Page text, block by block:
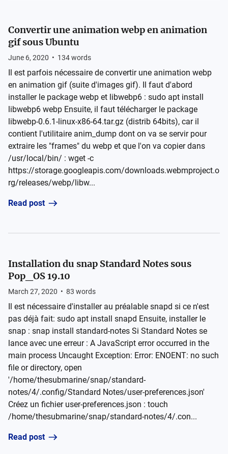
Convertir une animation webp en animation
gif sous Ubuntu
June 6, 2020 • 134words
Il est parfois nécessaire de convertir une animation webp
en animation gif (suite d'images gif). Il faut d'abord
installer le package webp et libwebp6 : sudo apt install
libwebp6 webp Ensuite, il faut télécharger le package
libwebp-0.6.1-linux-x86-64.tar.gz (distrib 64bits), car il
contient l'utilitaire anim_dump dont on va se servir pour
extraire les "frames" du webp et que l'on va copier dans
/usr/local/bin/ : wget -c
https://storage.googleapis.com/downloads.webmproject.o
rg/releases/webp/libw...
Read post
Installation du snap Standard Notes sous
Pop_OS 19.10
March 27, 2020 • 83 words
Il est nécessaire d'installer au préalable snapd si ce n'est
pas déjà fait: sudo apt install snapd Ensuite, installer le
snap : snap install standard-notes Si Standard Notes se
lance avec une erreur : A JavaScript error occurred in the
main process Uncaught Exception: Error: ENOENT: no such
file or directory, open
'/home/thesubmarine/snap/standard-
notes/4/.config/Standard Notes/user-preferences.json'
Créez un fichier user-preferences.json : touch
/home/thesubmarine/snap/standard-notes/4/.con...
Read post